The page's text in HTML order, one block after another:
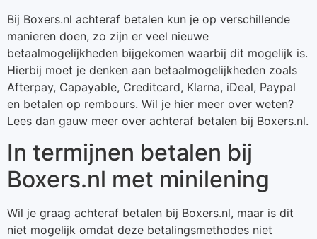
Bij Boxers.nl achteraf betalen kun je op verschillende
manieren doen, zo zijn er veel nieuwe
betaalmogelijkheden bijgekomen waarbij dit mogelijk is.
Hierbij moet je denken aan betaalmogelijkheden zoals
Afterpay, Capayable, Creditcard, Klarna, iDeal, Paypal
en betalen op rembours. Wil je hier meer over weten?
Lees dan gauw meer over achteraf betalen bij Boxers.nl.
In termijnen betalen bij
Boxers.nl met minilening
Wil je graag achteraf betalen bij Boxers.nl, maar is dit
niet mogelijk omdat deze betalingsmethodes niet